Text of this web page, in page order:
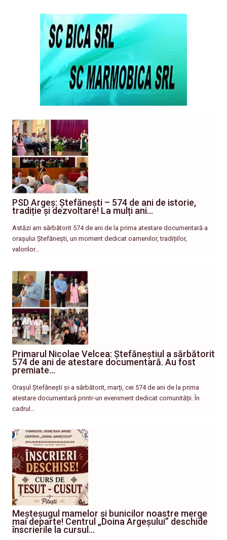
PSD Argeș: Ștefănești – 574 de ani de istorie,
tradiție și dezvoltare! La mulți ani…
Astăzi am sărbătorit 574 de ani de la prima atestare documentară a
orașului Ștefănești, un moment dedicat oamenilor, tradițiilor,
valorilor…
Primarul Nicolae Velcea: Ștefăneștiul a sărbătorit
574 de ani de atestare documentară. Au fost
premiate…
Orașul Ștefănești și-a sărbătorit, marți, cei 574 de ani de la prima
atestare documentară printr-un eveniment dedicat comunității. În
cadrul…
Meșteșugul mamelor și bunicilor noastre merge
mai departe! Centrul „Doina Argeșului” deschide
înscrierile la cursul…